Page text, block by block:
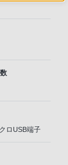
ロUSB端子